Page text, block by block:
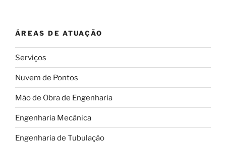
ÁREAS DE ATUAÇÃO
Serviços
Nuvem de Pontos
Mão de Obra de Engenharia
Engenharia Mecânica
Engenharia de Tubulação